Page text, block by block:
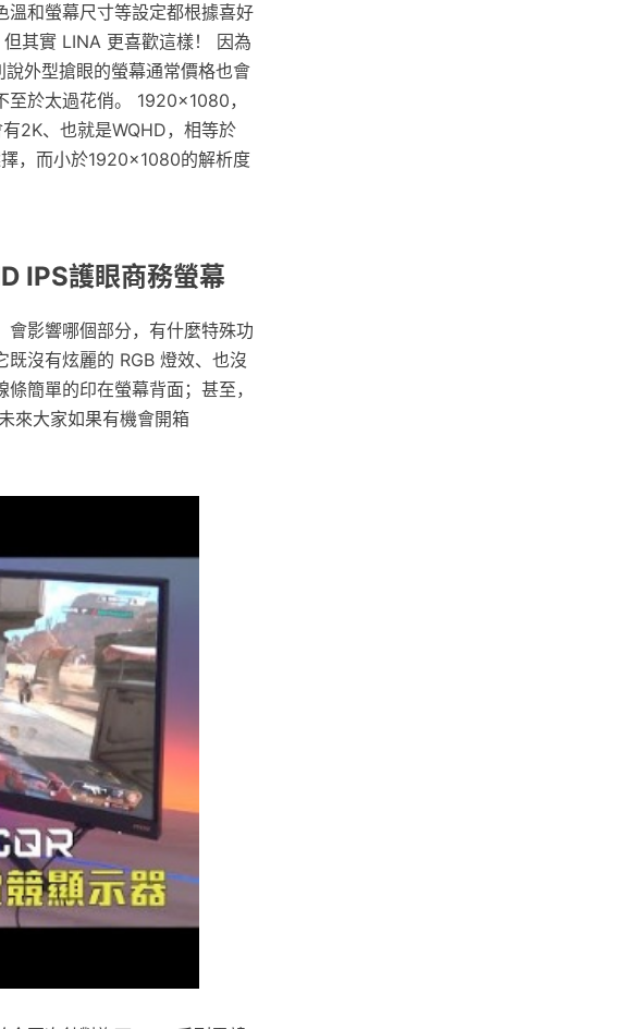
溫和螢幕尺寸等設定都根據喜好
其實 LINA 更喜歡這樣！ 因為
外型搶眼的螢幕通常價格也會
於太過花俏。 1920×1080，
2K、也就是WQHD，相等於
，而小於1920×1080的解析度
IPS護眼商務螢幕
影響哪個部分，有什麼特殊功
沒有炫麗的 RGB 燈效、也沒
簡單的印在螢幕背面；甚至，
來大家如果有機會開箱